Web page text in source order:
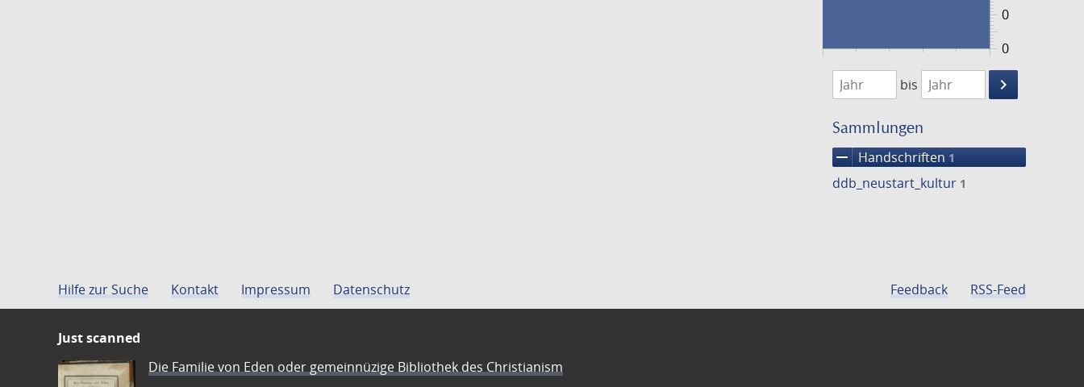
0
0
1474
1475
bis
keyboard_arrow_right
Suche
Sammlungen
remove Handschriften 1
ddb_neustart_kultur 1
Hilfe zur Suche Kontakt Impressum Datenschutz Feedback RSS-Feed
Just scanned
Die Familie von Eden oder gemeinnüzige Bibliothek des Christianism